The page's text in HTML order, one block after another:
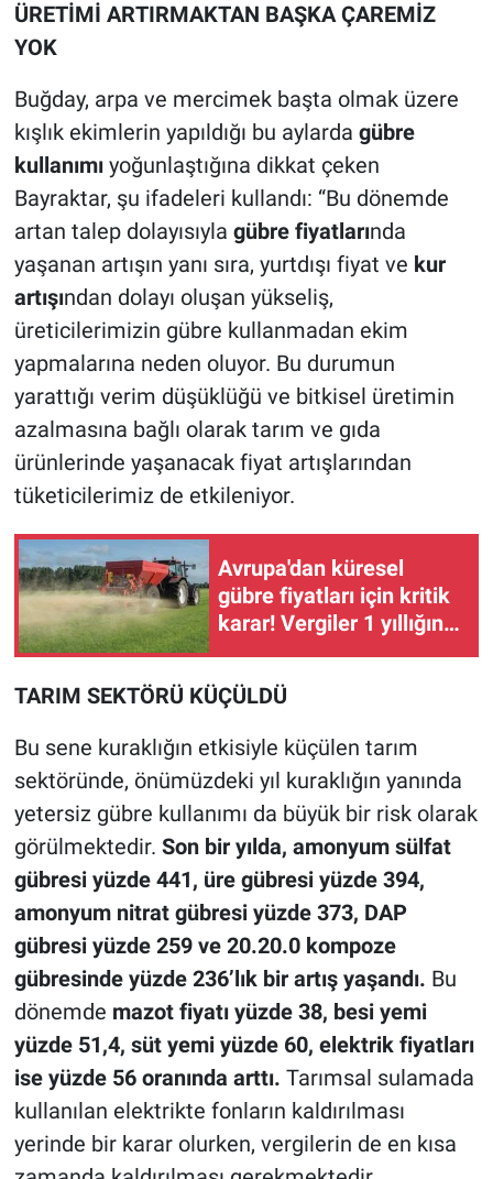
ÜRETİMİ ARTIRMAKTAN BAŞKA ÇAREMİZ
YOK
Buğday, arpa ve mercimek başta olmak üzere
kışlık ekimlerin yapıldığı bu aylarda gübre
kullanımıyoğunlaştığına dikkat çeken
Bayraktar, şu ifadeleri kullandı: “Bu dönemde
artan talep dolayısıyla gübre fiyatlarında
yaşanan artışın yanı sıra, yurtdışı fiyat ve kur
artışından dolayı oluşan yükseliş,
üreticilerimizin gübre kullanmadan ekim
yapmalarına neden oluyor. Bu durumun
yarattığı verim düşüklüğü ve bitkisel üretimin
azalmasına bağlı olarak tarım ve gıda
ürünlerinde yaşanacak fiyat artışlarından
tüketicilerimiz de etkileniyor.
Avrupa'dan küresel
gübre fiyatları için kritik
karar! Vergiler 1 yıllığına
sıfırlandı
TARIM SEKTÖRÜ KÜÇÜLDÜ
Bu sene kuraklığın etkisiyle küçülen tarım
sektöründe, önümüzdeki yıl kuraklığın yanında
yetersiz gübre kullanımı da büyük bir risk olarak
görülmektedir. Son bir yılda, amonyum sülfat
gübresi yüzde 441, üre gübresi yüzde 394,
amonyum nitrat gübresi yüzde 373, DAP
gübresi yüzde 259 ve 20.20.0 kompoze
gübresinde yüzde 236’lık bir artış yaşandı. Bu
dönemde mazot fiyatı yüzde 38, besi yemi
yüzde 51,4, süt yemi yüzde 60, elektrik fiyatları
ise yüzde 56 oranında arttı. Tarımsal sulamada
kullanılan elektrikte fonların kaldırılması
yerinde bir karar olurken, vergilerin de en kısa